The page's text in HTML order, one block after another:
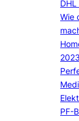
Wie
2023
PF-